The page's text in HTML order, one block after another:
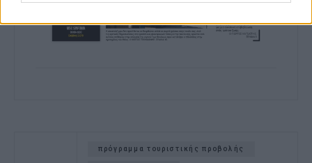
πρόγραμμα τουριστικής προβολής